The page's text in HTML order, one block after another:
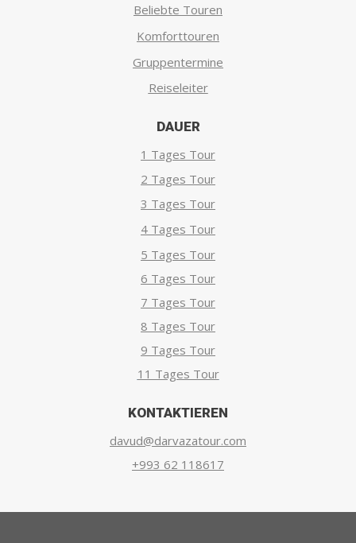
Beliebte Touren
Komforttouren
Gruppentermine
Reiseleiter
DAUER
1 Tages Tour
2 Tages Tour
3 Tages Tour
4 Tages Tour
5 Tages Tour
6 Tages Tour
7 Tages Tour
8 Tages Tour
9 Tages Tour
11 Tages Tour
KONTAKTIEREN
davud@darvazatour.com
+993 62 118617